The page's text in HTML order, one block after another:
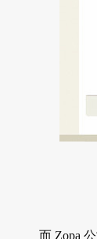
而 Zopa